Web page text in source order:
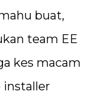
buat,
team EE
kes macam
installer